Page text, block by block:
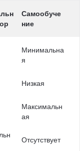
Самообуче
ние
Минимальна
я
Низкая
Максимальн
ая
Отсутствует